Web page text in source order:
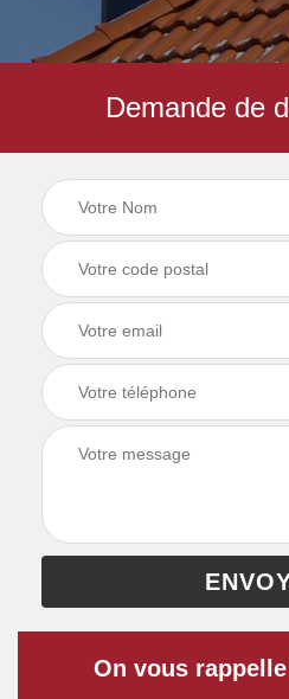
Demande de
On vous